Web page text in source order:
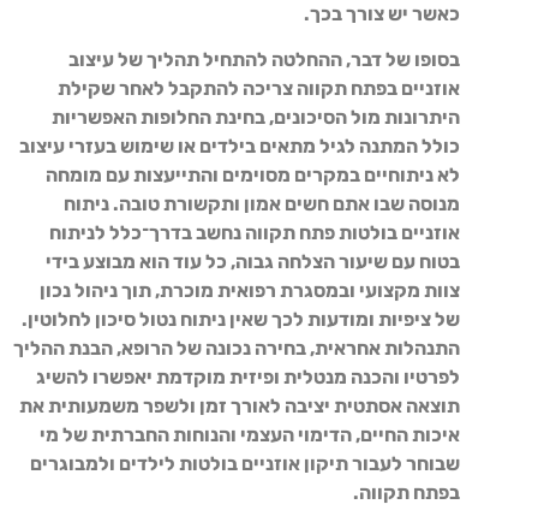
כאשר יש צורך בכך.
בסופו של דבר, ההחלטה להתחיל תהליך של עיצוב
אוזניים בפתח תקווה צריכה להתקבל לאחר שקילת
היתרונות מול הסיכונים, בחינת החלופות האפשריות
כולל המתנה לגיל מתאים בילדים או שימוש בעזרי עיצוב
לא ניתוחיים במקרים מסוימים והתייעצות עם מומחה
מנוסה שבו אתם חשים אמון ותקשורת טובה. ניתוח
אוזניים בולטות פתח תקווה נחשב בדרך־כלל לניתוח
בטוח עם שיעור הצלחה גבוה, כל עוד הוא מבוצע בידי
צוות מקצועי ובמסגרת רפואית מוכרת, תוך ניהול נכון
של ציפיות ומודעות לכך שאין ניתוח נטול סיכון לחלוטין.
התנהלות אחראית, בחירה נכונה של הרופא, הבנת ההליך
לפרטיו והכנה מנטלית ופיזית מוקדמת יאפשרו להשיג
תוצאה אסתטית יציבה לאורך זמן ולשפר משמעותית את
איכות החיים, הדימוי העצמי והנוחות החברתית של מי
שבוחר לעבור תיקון אוזניים בולטות לילדים ולמבוגרים
בפתח תקווה.